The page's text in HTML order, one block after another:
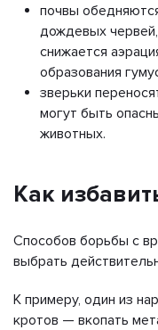
почвы
дождевых
снижается
образования
зверьки
могут быть
животных.
Как
Способов борьбы с
выбрать
К примеру, один из
кротов — вкопать